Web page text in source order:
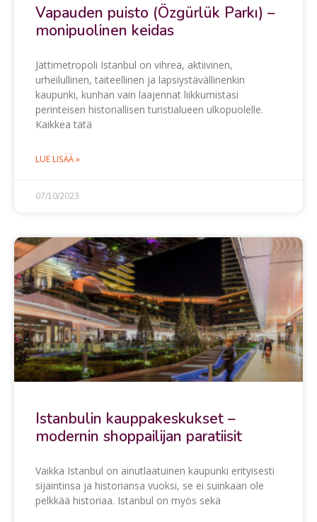
Vapauden puisto (Özgürlük Parkı) –
monipuolinen keidas
Jättimetropoli Istanbul on vihreä, aktiivinen,
urheilullinen, taiteellinen ja lapsiystävällinenkin
kaupunki, kunhan vain laajennat liikkumistasi
perinteisen historiallisen turistialueen ulkopuolelle.
Kaikkea tätä
LUE LISÄÄ »
07/10/2023
Istanbulin kauppakeskukset –
modernin shoppailijan paratiisit
Vaikka Istanbul on ainutlaatuinen kaupunki erityisesti
sijaintinsa ja historiansa vuoksi, se ei suinkaan ole
pelkkää historiaa. Istanbul on myös sekä